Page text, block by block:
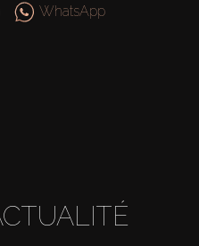
WhatsApp